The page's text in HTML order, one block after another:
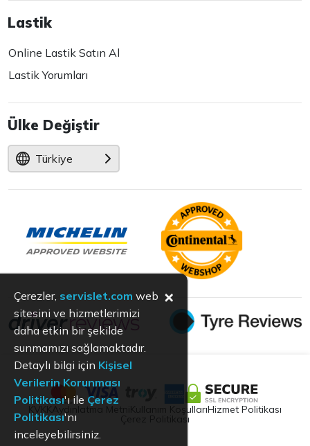
Lastik
Online Lastik Satın Al
Lastik Yorumları
Ülke Değiştir
Türkiye
Aydınlatma Metni Kullanım KoşullarıHizmet Politikası
Çerez Politikası
Çerezler, servislet.com web
sitesini ve hizmetlerimizi
daha etkin bir şekilde
sunmamızı sağlamaktadır.
Detaylı bilgi için Kişisel
Verilerin Korunması
Politikası'ı ile Çerez
Politikası'nı
inceleyebilirsiniz.
×